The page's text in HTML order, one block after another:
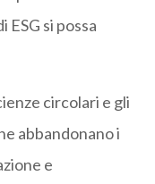
ESG si possa
circolari e gli
abbandonano i
e